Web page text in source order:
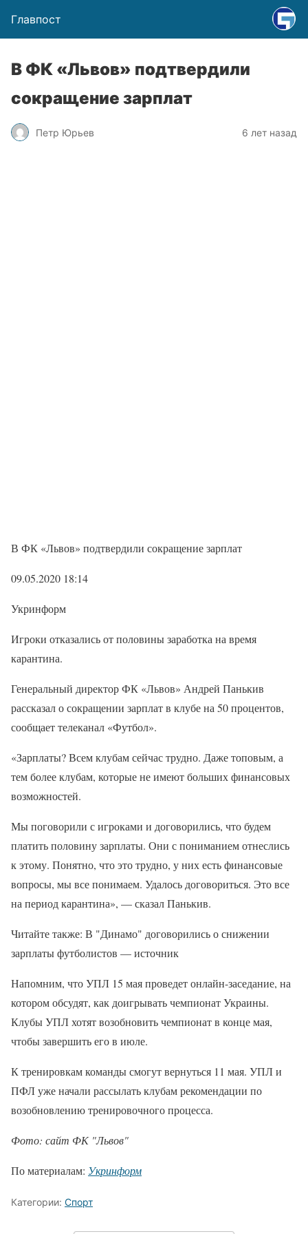
Главпост
В ФК «Львов» подтвердили
сокращение зарплат
Петр Юрьев 6 лет назад
В ФК «Львов» подтвердили сокращение зарплат
09.05.2020 18:14
Укринформ
Игроки отказались от половины заработка на время
карантина.
Генеральный директор ФК «Львов» Андрей Панькив
рассказал о сокращении зарплат в клубе на 50 процентов,
сообщает телеканал «Футбол».
«Зарплаты? Всем клубам сейчас трудно. Даже топовым, а
тем более клубам, которые не имеют больших финансовых
возможностей.
Мы поговорили с игроками и договорились, что будем
платить половину зарплаты. Они с пониманием отнеслись
к этому. Понятно, что это трудно, у них есть финансовые
вопросы, мы все понимаем. Удалось договориться. Это все
на период карантина», — сказал Панькив.
Читайте также: В "Динамо" договорились о снижении
зарплаты футболистов — источник
Напомним, что УПЛ 15 мая проведет онлайн-заседание, на
котором обсудят, как доигрывать чемпионат Украины.
Клубы УПЛ хотят возобновить чемпионат в конце мая,
чтобы завершить его в июле.
К тренировкам команды смогут вернуться 11 мая. УПЛ и
ПФЛ уже начали рассылать клубам рекомендации по
возобновлению тренировочного процесса.
Фото: сайт ФК "Львов"
По материалам: Укринформ
Категории: Спорт